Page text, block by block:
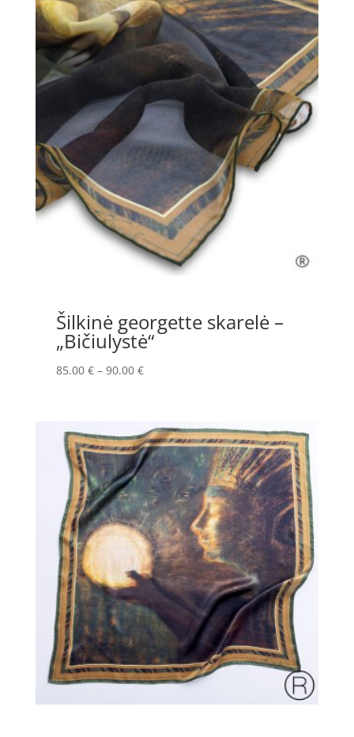
90.00 €
Šilkinė georgette skarelė –
„Bičiulystė“
85.00 € – 90.00 €Price
through
90.00 €